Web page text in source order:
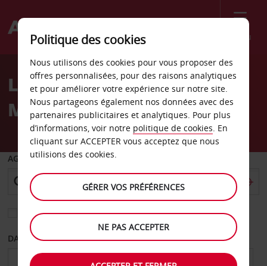
Menu
Welcome
AvisLocation de voiture
Merrillville
AGENCE DE DÉPART
Sélectionnez une autre agence de retour
DATE DE DÉPART DATE DE RETOUR
Politique des cookies
Nous utilisons des cookies pour vous proposer des
offres personnalisées, pour des raisons analytiques
et pour améliorer votre expérience sur notre site.
Nous partageons également nos données avec des
partenaires publicitaires et analytiques. Pour plus
d’informations, voir notre politique de cookies. En
cliquant sur ACCEPTER vous acceptez que nous
utilisions des cookies.
GÉRER VOS PRÉFÉRENCES
NE PAS ACCEPTER